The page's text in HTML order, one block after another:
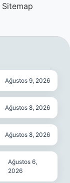
Sitemap
Ağustos 9, 2026
Ağustos 8, 2026
Ağustos 8, 2026
Ağustos 6,
2026